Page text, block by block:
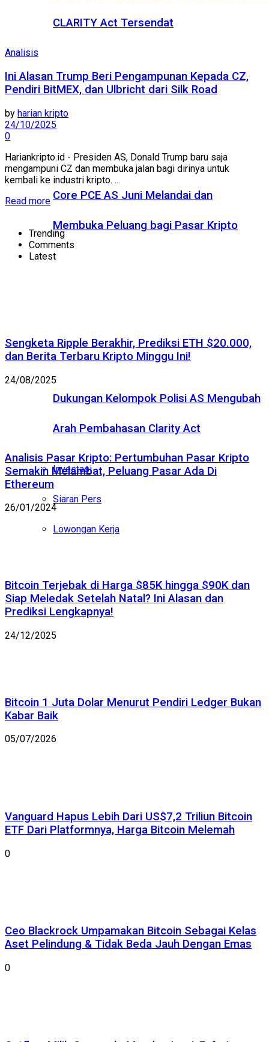
CLARITY Act Tersendat
Core PCE AS Juni Melandai dan
Membuka Peluang bagi Pasar Kripto
Dukungan Kelompok Polisi AS Mengubah
Arah Pembahasan Clarity Act
Investasi
Siaran Pers
Lowongan Kerja
Analisis
Ini Alasan Trump Beri Pengampunan Kepada CZ,
Pendiri BitMEX, dan Ulbricht dari Silk Road
by harian kripto
24/10/2025
0
Hariankripto.id - Presiden AS, Donald Trump baru saja
mengampuni CZ dan membuka jalan bagi dirinya untuk
kembali ke industri kripto. ...
Read more
Trending
Comments
Latest
Sengketa Ripple Berakhir, Prediksi ETH $20.000,
dan Berita Terbaru Kripto Minggu Ini!
24/08/2025
Analisis Pasar Kripto: Pertumbuhan Pasar Kripto
Semakin Melambat, Peluang Pasar Ada Di
Ethereum
26/01/2024
Bitcoin Terjebak di Harga $85K hingga $90K dan
Siap Meledak Setelah Natal? Ini Alasan dan
Prediksi Lengkapnya!
24/12/2025
Bitcoin 1 Juta Dolar Menurut Pendiri Ledger Bukan
Kabar Baik
05/07/2026
Vanguard Hapus Lebih Dari US$7,2 Triliun Bitcoin
ETF Dari Platformnya, Harga Bitcoin Melemah
0
Ceo Blackrock Umpamakan Bitcoin Sebagai Kelas
Aset Pelindung & Tidak Beda Jauh Dengan Emas
0